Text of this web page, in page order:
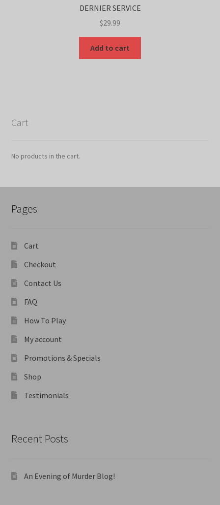
DERNIER SERVICE
$29.99
Add to cart
Cart
No products in the cart.
Pages
Cart
Checkout
Contact Us
FAQ
How To Play
My account
Promotions & Specials
Shop
Testimonials
Recent Posts
An Evening of Murder Blog!